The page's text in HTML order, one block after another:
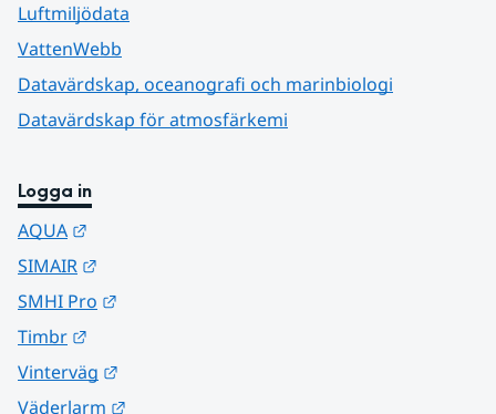
Luftmiljödata
VattenWebb
Datavärdskap, oceanografi och marinbiologi
Datavärdskap för atmosfärkemi
Logga in
AQUA
SIMAIR
SMHI Pro
Timbr
Vinterväg
Väderlarm